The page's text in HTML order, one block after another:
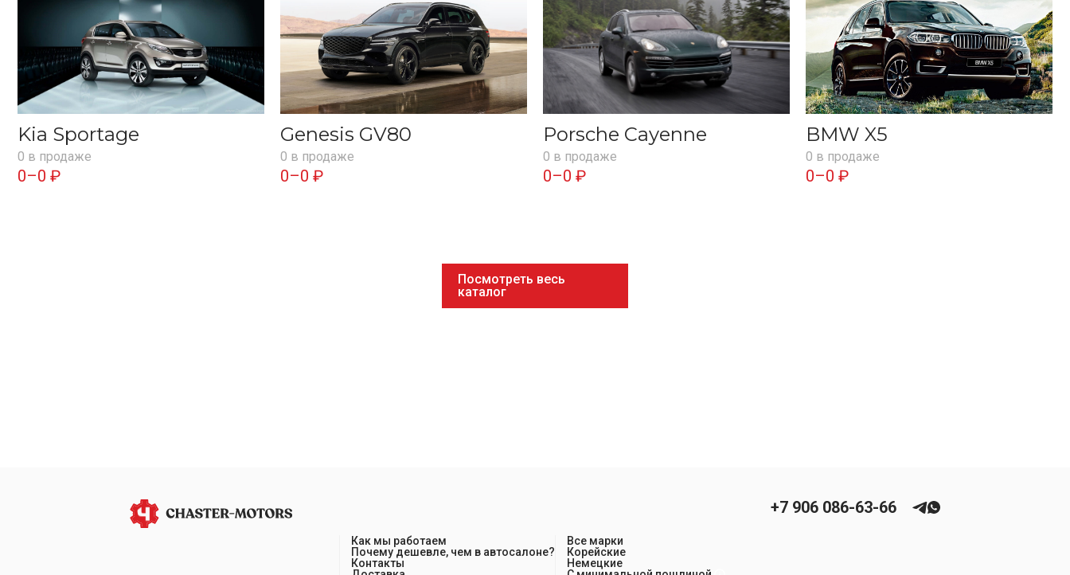
Kia Sportage
0 в продаже
0–0 ₽
Genesis GV80
0 в продаже
0–0 ₽
Porsche Cayenne
0 в продаже
0–0 ₽
BMW X5
0 в продаже
0–0 ₽
Посмотреть весь
каталог
Как мы работаем
Почему дешевле, чем в автосалоне?
Контакты
Все марки
Корейские
Немецкие
+7 906 086-63-66